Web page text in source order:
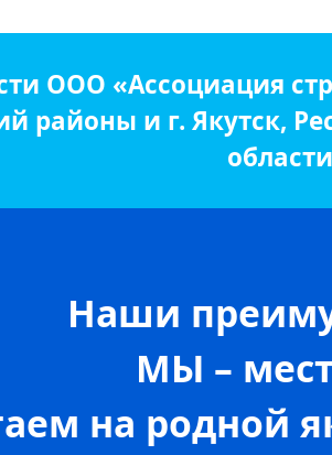
ООО «Ассоциация
районы и г. Якутск,
области
Наши
МЫ –
на родной